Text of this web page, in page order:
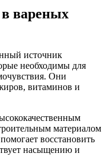
вареных
источник
необходимы для
Они
витаминов и
материалом
восстановить
насыщению и